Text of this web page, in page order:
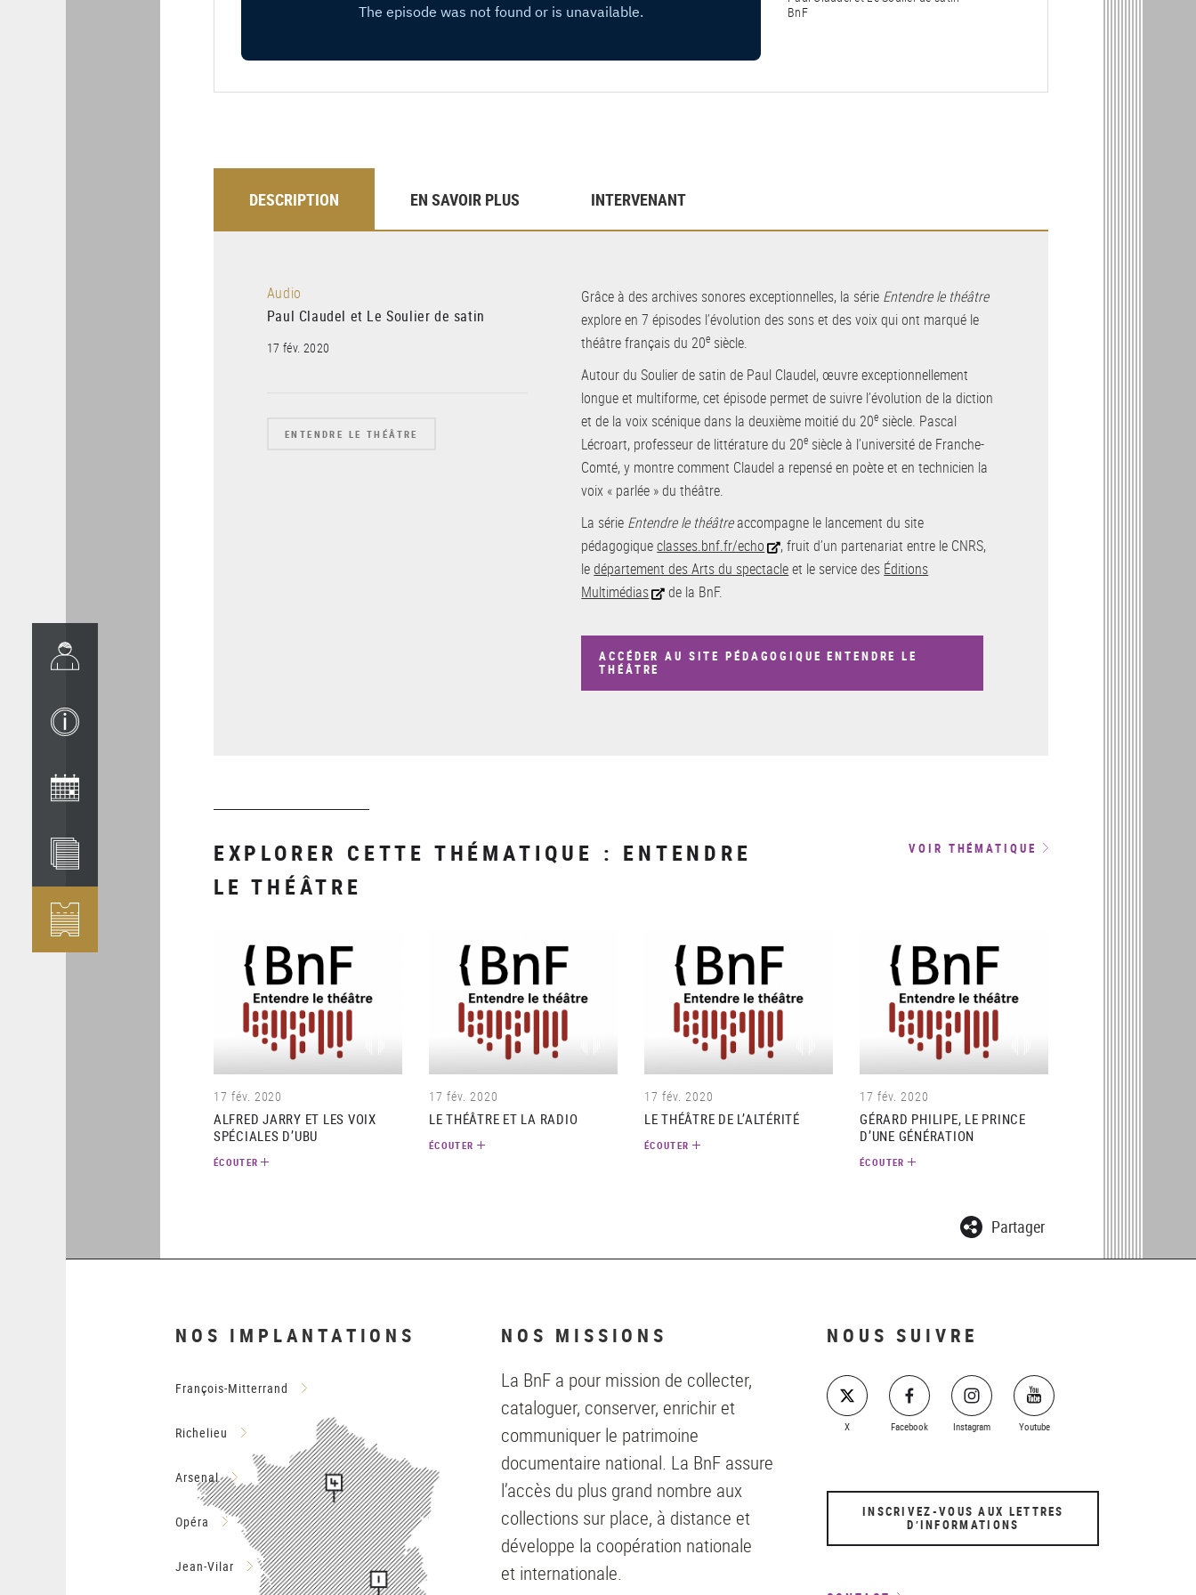
BnF
DESCRIPTION EN SAVOIR PLUS INTERVENANT
Audio
Paul Claudel et Le Soulier de satin
17 fév. 2020
ENTENDRE LE THÉÂTRE
Grâce à des archives sonores exceptionnelles, la série Entendre le théâtre
explore en 7 épisodes l’évolution des sons et des voix qui ont marqué le
théâtre français du 20e siècle.
Autour du Soulier de satin de Paul Claudel, œuvre exceptionnellement
longue et multiforme, cet épisode permet de suivre l’évolution de la diction
et de la voix scénique dans la deuxième moitié du 20e siècle. Pascal
Lécroart, professeur de littérature du 20e siècle à l’université de Franche-
Comté, y montre comment Claudel a repensé en poète et en technicien la
voix « parlée » du théâtre.
La série Entendre le théâtreaccompagne le lancement du site
pédagogiqueclasses.bnf.fr/echo
, fruit d’un partenariat entre le CNRS,
ledépartement des Arts du spectacleet le service des Éditions
Multimédias
de la BnF.
ACCÉDER AU SITE PÉDAGOGIQUE ENTENDRE LE
THÉÂTRE
EXPLORER CETTE THÉMATIQUE : ENTENDRE
LE THÉÂTRE
VOIR THÉMATIQUE
17 fév. 2020
ALFRED JARRY ET LES VOIX
SPÉCIALES D’UBU
ÉCOUTER
17 fév. 2020
LE THÉÂTRE ET LA RADIO
ÉCOUTER
17 fév. 2020
LE THÉÂTRE DE L’ALTÉRITÉ
ÉCOUTER
17 fév. 2020
GÉRARD PHILIPE, LE PRINCE
D’UNE GÉNÉRATION
ÉCOUTER
Partager
NOS IMPLANTATIONS
François-Mitterrand
Richelieu
Arsenal
Opéra
Jean-Vilar
NOS MISSIONS
La BnF a pour mission de collecter,
cataloguer, conserver, enrichir et
communiquer le patrimoine
documentaire national. La BnF assure
l’accès du plus grand nombre aux
collections sur place, à distance et
développe la coopération nationale
et internationale.
NOUS SUIVRE
X Facebook Instagram Youtube
INSCRIVEZ-VOUS AUX LETTRES
D’INFORMATIONS